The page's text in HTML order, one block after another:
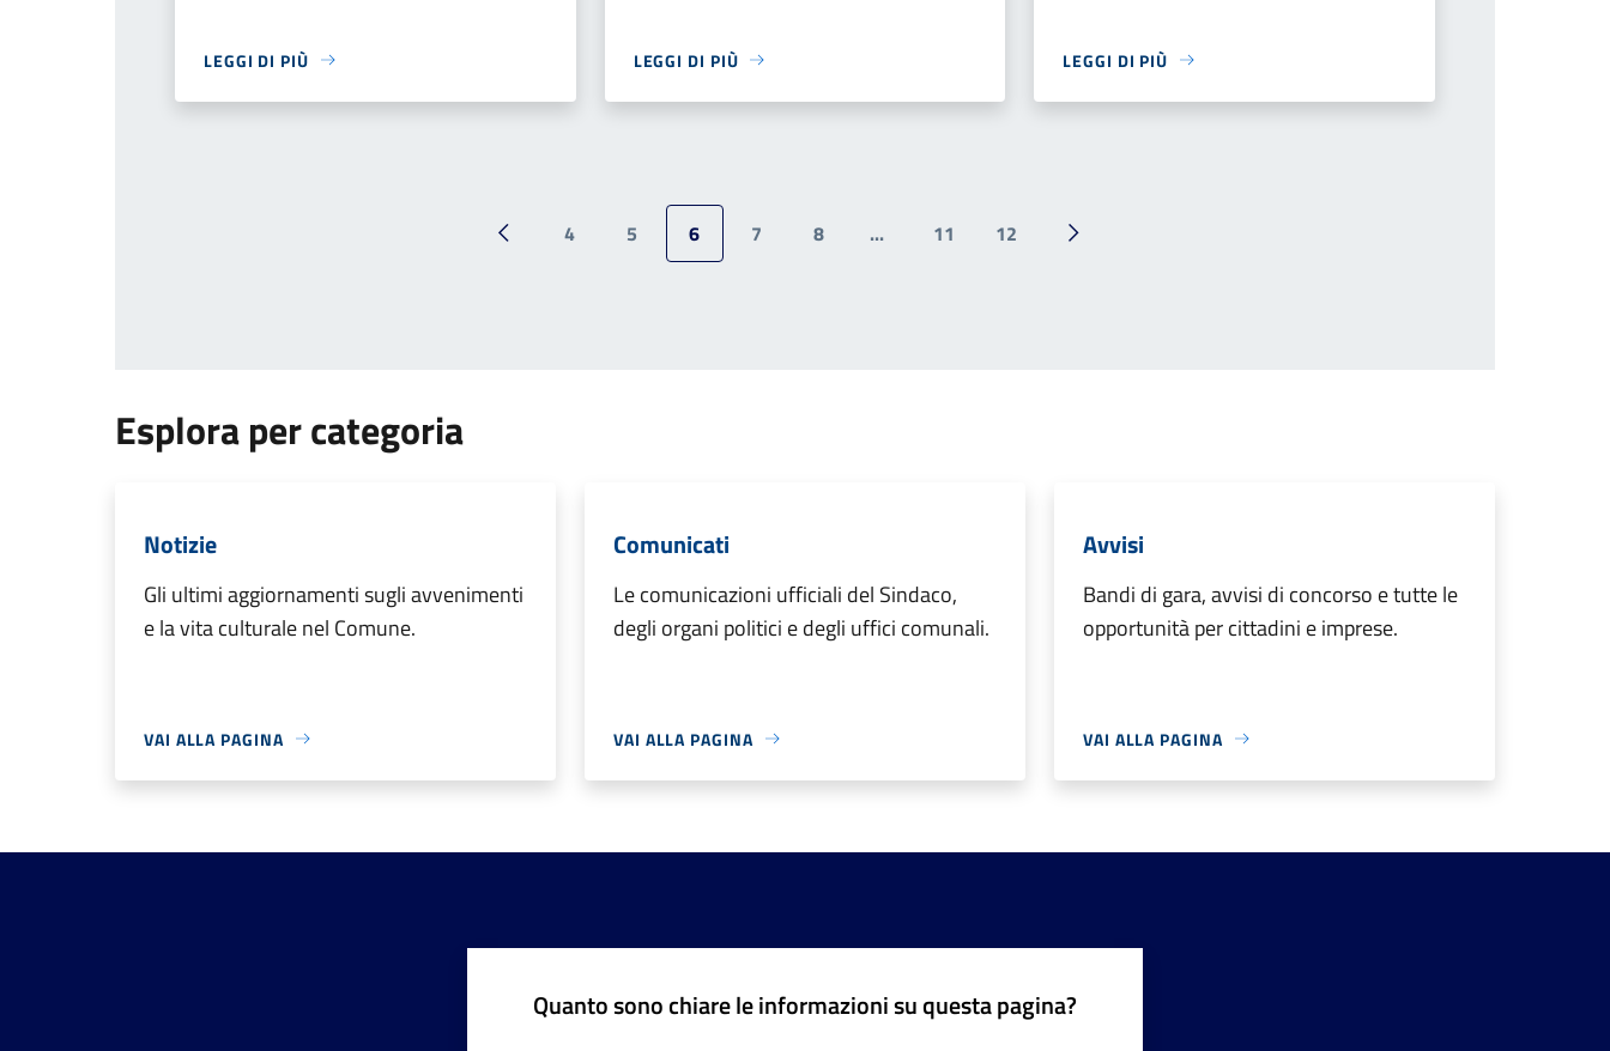
LEGGI DI PIÙ LEGGI DI PIÙ LEGGI DI PIÙ
Pagina precedente
4 5 6 7 8 ... 11 12
Pagina successiva
Esplora per categoria
Notizie
Gli ultimi aggiornamenti sugli avvenimenti
e la vita culturale nel Comune.
VAI ALLA PAGINA
Comunicati
Le comunicazioni ufficiali del Sindaco,
degli organi politici e degli uffici comunali.
VAI ALLA PAGINA
Avvisi
Bandi di gara, avvisi di concorso e tutte le
opportunità per cittadini e imprese.
VAI ALLA PAGINA
Quanto sono chiare le informazioni su questa pagina?